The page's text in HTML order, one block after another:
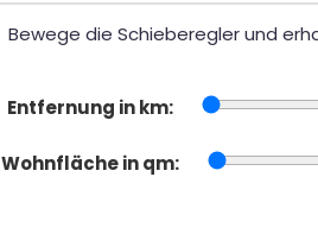
Bewege die Schieberegler und
Entfernung in km:
Wohnfläche in qm: